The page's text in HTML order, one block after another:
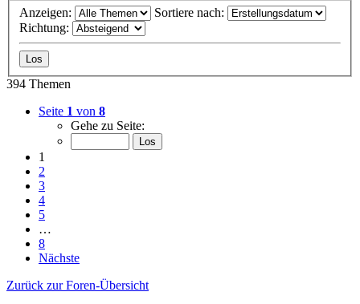
Anzeigen:
Sortiere nach:
Richtung:
394 Themen
Seite 1 von 8
Gehe zu Seite:
1
2
3
4
5
…
8
Nächste
Zurück zur Foren-Übersicht